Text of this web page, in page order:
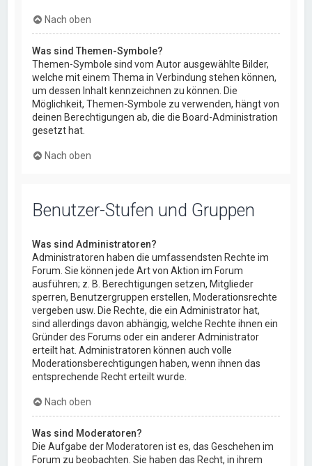
Nach oben
Was sind Themen-Symbole?
Themen-Symbole sind vom Autor ausgewählte Bilder,
welche mit einem Thema in Verbindung stehen können,
um dessen Inhalt kennzeichnen zu können. Die
Möglichkeit, Themen-Symbole zu verwenden, hängt von
deinen Berechtigungen ab, die die Board-Administration
gesetzt hat.
Nach oben
Benutzer-Stufen und Gruppen
Was sind Administratoren?
Administratoren haben die umfassendsten Rechte im
Forum. Sie können jede Art von Aktion im Forum
ausführen; z. B. Berechtigungen setzen, Mitglieder
sperren, Benutzergruppen erstellen, Moderationsrechte
vergeben usw. Die Rechte, die ein Administrator hat,
sind allerdings davon abhängig, welche Rechte ihnen ein
Gründer des Forums oder ein anderer Administrator
erteilt hat. Administratoren können auch volle
Moderationsberechtigungen haben, wenn ihnen das
entsprechende Recht erteilt wurde.
Nach oben
Was sind Moderatoren?
Die Aufgabe der Moderatoren ist es, das Geschehen im
Forum zu beobachten. Sie haben das Recht, in ihrem